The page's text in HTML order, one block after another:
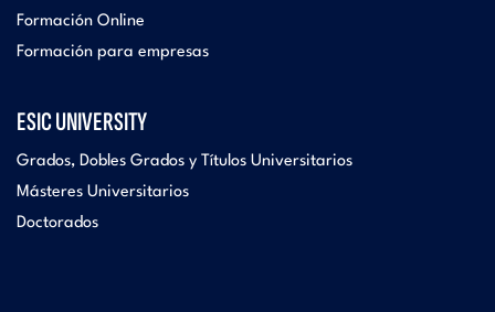
Formación Online
Formación para empresas
ESIC UNIVERSITY
Grados, Dobles Grados y Títulos Universitarios
Másteres Universitarios
Doctorados